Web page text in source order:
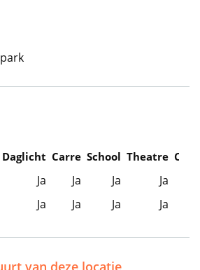
Daglicht Carre School Theatre
Ja Ja Ja
Ja
Ja Ja Ja Ja